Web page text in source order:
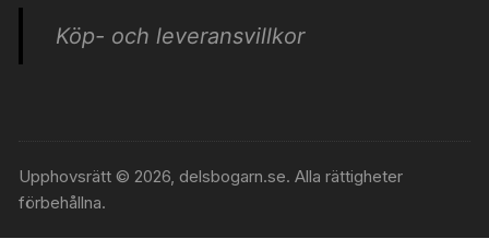
Köp- och leveransvillkor
Upphovsrätt © 2026, delsbogarn.se. Alla rättigheter
förbehållna.